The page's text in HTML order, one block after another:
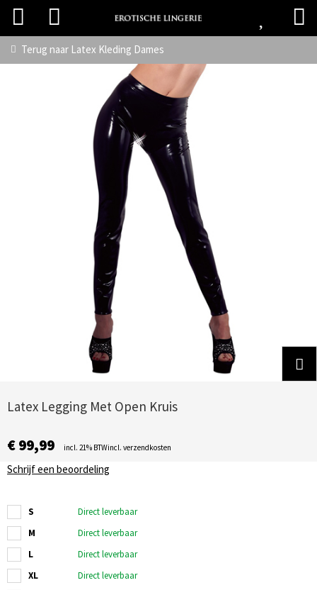
Terug naar Latex Kleding Dames
Latex Legging Met Open Kruis
€ 99,99 incl. 21% BTWincl. verzendkosten
Schrijf een beoordeling
S
Direct leverbaar
M
Direct leverbaar
L
Direct leverbaar
XL
Direct leverbaar